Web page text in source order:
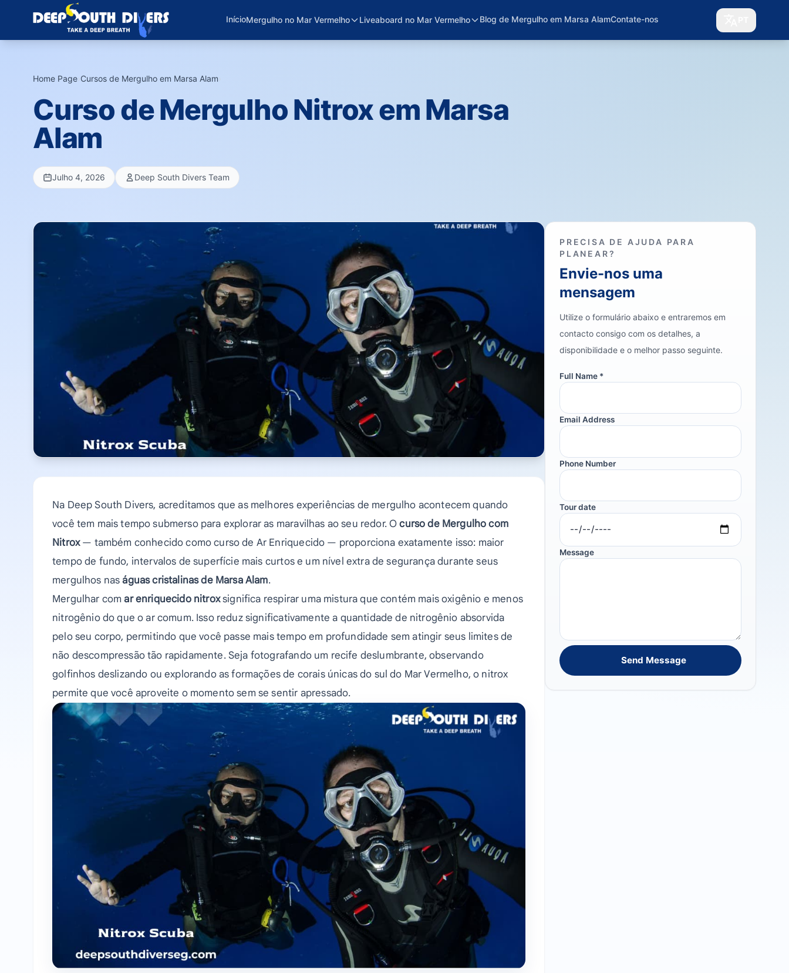
InícioMergulho no Mar Vermelho Liveaboard no Mar Vermelho Blog de Mergulho em Marsa AlamContate-nos
Home Page›Cursos de Mergulho em Marsa Alam
Curso de Mergulho Nitrox em Marsa
Alam
Julho 4, 2026 Deep South Divers Team
Na Deep South Divers, acreditamos que as melhores experiências de mergulho acontecem quando
você tem mais tempo submerso para explorar as maravilhas ao seu redor. Ocurso de Mergulho com
Nitrox— também conhecido como curso de Ar Enriquecido — proporciona exatamente isso: maior
tempo de fundo, intervalos de superfície mais curtos e um nível extra de segurança durante seus
mergulhos naságuas cristalinas de Marsa Alam.
Mergulhar comar enriquecido nitroxsignifica respirar uma mistura que contém mais oxigênio e menos
nitrogênio do que o ar comum. Isso reduz significativamente a quantidade de nitrogênio absorvida
pelo seu corpo, permitindo que você passe mais tempo em profundidade sem atingir seus limites de
não descompressão tão rapidamente. Seja fotografando um recife deslumbrante, observando
golfinhos deslizando ou explorando as formações de corais únicas do sul do Mar Vermelho, o nitrox
permite que você aproveite o momento sem se sentir apressado.
PRECISA DE AJUDA PARA
PLANEAR?
Envie-nos uma
mensagem
Utilize o formulário abaixo e entraremos em
contacto consigo com os detalhes, a
disponibilidade e o melhor passo seguinte.
Full Name *
Email Address
Phone Number
Tour date
Message
Send Message